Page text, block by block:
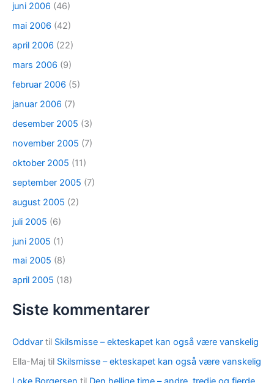
juni 2006 (46)
mai 2006 (42)
april 2006 (22)
mars 2006 (9)
februar 2006 (5)
januar 2006 (7)
desember 2005 (3)
november 2005 (7)
oktober 2005 (11)
september 2005 (7)
august 2005 (2)
juli 2005 (6)
juni 2005 (1)
mai 2005 (8)
april 2005 (18)
Siste kommentarer
Oddvar til Skilsmisse – ekteskapet kan også være vanskelig
Ella-Maj til Skilsmisse – ekteskapet kan også være vanskelig